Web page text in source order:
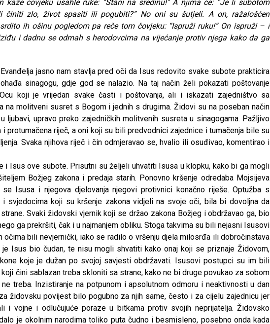
kaže čovjeku usahle ruke: “Stani na sredinu!” A njima će: “Je li subotom
činiti zlo, život spasiti ili pogubiti?” No oni su šutjeli. A on, ražalošćen
ih ošinu pogledom pa reče tom čovjeku: “Ispruži ruku!” On ispruži – i
i dadnu se odmah s herodovcima na vijećanje protiv njega kako da ga
jasno nam stavlja pred oči da Isus redovito svake subote prakticira
sinagogu, gdje god se nalazio. Na taj način želi pokazati poštovanje
koji je vrijedan svake časti i poštovanja, ali i iskazati zajedništvo sa
na molitveni susret s Bogom i jednih s drugima. Židovi su na poseban način
ljubavi, upravo preko zajedničkih molitvenih susreta u sinagogama. Pažljivo
protumačena riječ, a oni koji su bili predvodnici zajednice i tumačenja bile su
Svaka njihova riječ i čin odmjeravao se, hvalio ili osuđivao, komentirao i
i Isus ove subote. Prisutni su željeli uhvatiti Isusa u klopku, kako bi ga mogli
Božjeg zakona i predaja starih. Ponovno kršenje odredaba Mojsijeva
Isusa i njegova djelovanja njegovi protivnici konačno riješe. Optužba s
i svjedocima koji su kršenje zakona vidjeli na svoje oči, bila bi dovoljna da
Svaki židovski vjernik koji se držao zakona Božjeg i obdržavao ga, bio
ga prekršiti, čak i u najmanjem obliku. Stoga takvima su bili nejasni Isusovi
očima bili nevjernički, iako se radilo o vršenju djela milosrđa ili dobročinstava
je Isus bio čudan, te nisu mogli shvatiti kako onaj koji se priznaje Židovom,
koje je dužan po svojoj savjesti obdržavati. Isusovi postupci su im bili
koji čini sablazan treba skloniti sa strane, kako ne bi druge povukao za sobom
treba. Inzistiranje na potpunom i apsolutnom odmoru i neaktivnosti u dan
židovsku povijest bilo pogubno za njih same, često i za cijelu zajednicu jer
i vojne i odlučujuće poraze u bitkama protiv svojih neprijatelja. Židovsko
je okolnim narodima toliko puta čudno i besmisleno, posebno onda kada